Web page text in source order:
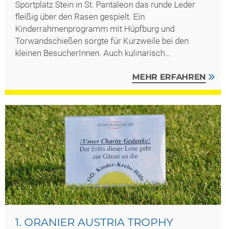
Sportplatz Stein in St. Pantaleon das runde Leder
fleißig über den Rasen gespielt. Ein
Kinderrahmenprogramm mit Hüpfburg und
Torwandschießen sorgte für Kurzweile bei den
kleinen BesucherInnen. Auch kulinarisch…
MEHR ERFAHREN
1. ORANIER AUSTRIA TROPHY